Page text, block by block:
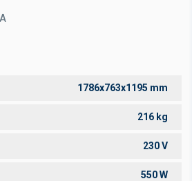
1786x763x1195 mm
216 kg
230 V
550 W